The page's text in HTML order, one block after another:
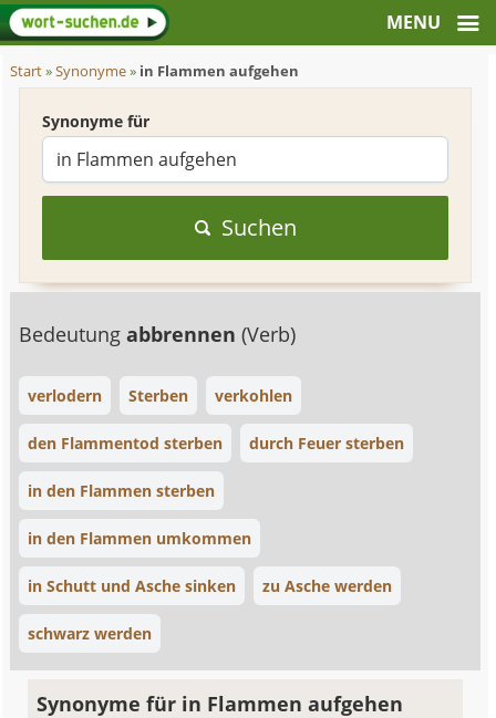
Start»Synonyme» in Flammen aufgehen
Synonyme für
Suchen
Bedeutungabbrennen(Verb)
verlodern Sterben verkohlen
den Flammentod sterben durch Feuer sterben
in den Flammen sterben
in den Flammen umkommen
in Schutt und Asche sinken zu Asche werden
schwarz werden
Synonyme für in Flammen aufgehen